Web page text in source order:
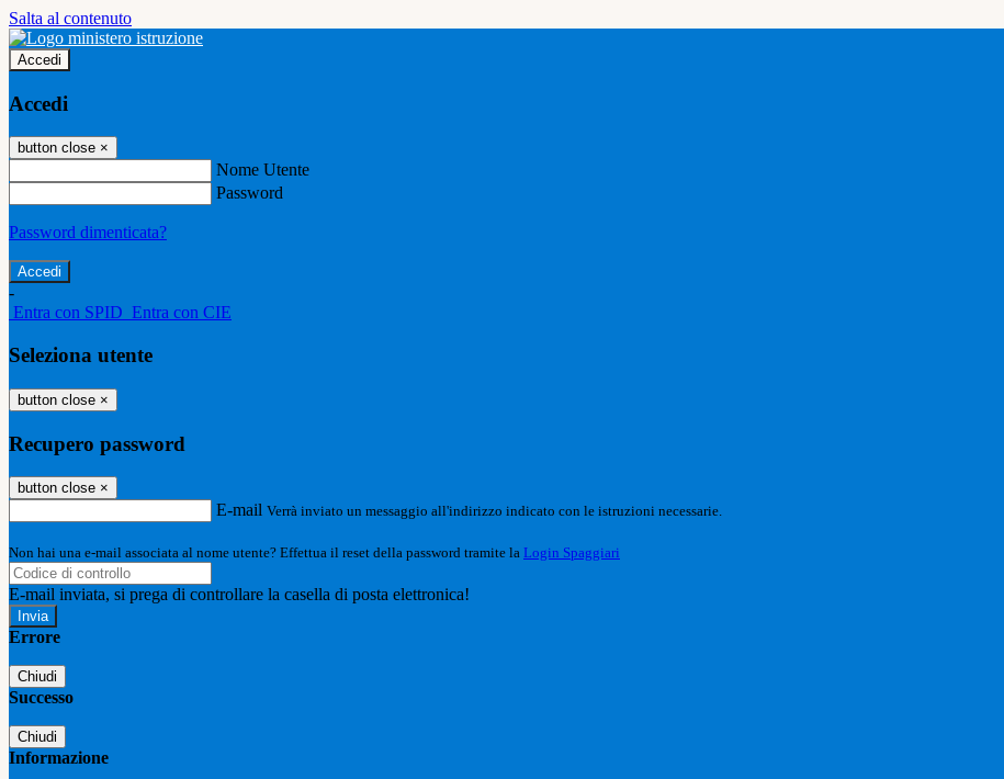
Salta al contenuto
Accedi
Accedi
button close ×
Nome Utente
Password
Password dimenticata?
-
Entra con SPID Entra con CIE
Seleziona utente
button close ×
Recupero password
button close ×
E-mail Verrà inviato un messaggio all'indirizzo indicato con le istruzioni necessarie.
Non hai una e-mail associata al nome utente? Effettua il reset della password tramite la Login Spaggiari
E-mail inviata, si prega di controllare la casella di posta elettronica!
Errore
Chiudi
Successo
Chiudi
Informazione